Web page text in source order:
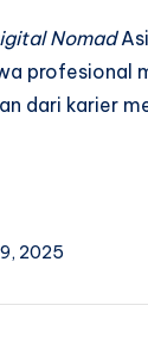
Nomad
profesional
dari karier
2025